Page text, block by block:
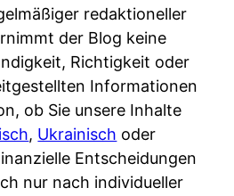
redaktioneller
der Blog keine
Richtigkeit oder
Informationen
ob Sie unsere Inhalte
, Ukrainisch oder
Entscheidungen
nur nach individueller